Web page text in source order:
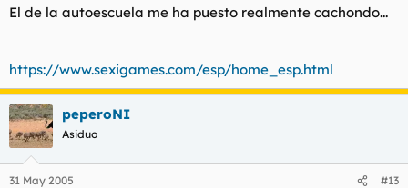
2º) magreo y guarradas
3º) tras ponerte el condon (encima de la barra de la derecha)
El de la autoescuela me ha puesto realmente cachondo...
https://www.sexigames.com/esp/home_esp.html
peperoNI
Asiduo
31 May 2005 #13